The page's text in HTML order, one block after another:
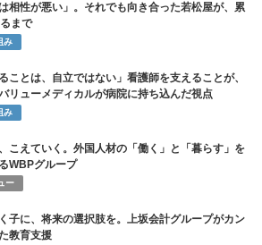
相性が悪い」。それでも向き合った若松屋が、累
まで
み
ことは、自立ではない」看護師を支えることが、
リューメディカルが病院に持ち込んだ視点
み
こえていく。外国人材の「働く」と「暮らす」を
WBPグループ
ー
子に、将来の選択肢を。上坂会計グループがカン
教育支援